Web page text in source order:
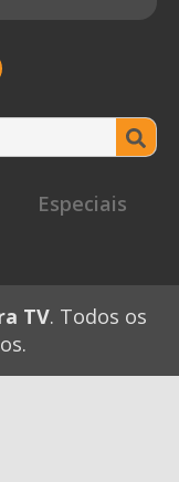
Especiais
TV. Todos os